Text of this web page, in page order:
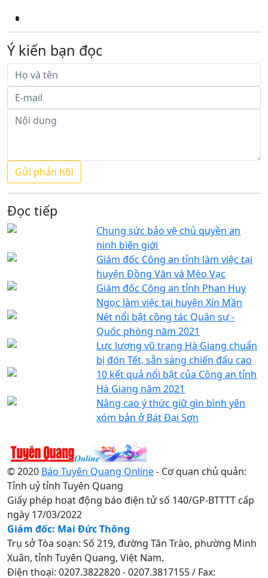
Ý kiến bạn đọc
Đọc tiếp
Chung sức bảo vệ chủ quyền an
ninh biên giới
Giám đốc Công an tỉnh làm việc tại
huyện Đồng Văn và Mèo Vạc
Giám đốc Công an tỉnh Phan Huy
Ngọc làm việc tại huyện Xín Mần
Nét nổi bật công tác Quân sự -
Quốc phòng năm 2021
Lực lượng vũ trang Hà Giang chuẩn
bị đón Tết, sẵn sàng chiến đấu cao
10 kết quả nổi bật của Công an tỉnh
Hà Giang năm 2021
Nâng cao ý thức giữ gìn bình yên
xóm bản ở Bát Đại Sơn
© 2020 Báo Tuyên Quang Online- Cơ quan chủ quản:
Tỉnh uỷ tỉnh Tuyên Quang
Giấy phép hoạt động báo điện tử số 140/GP-BTTTT cấp
ngày 17/03/2022
Giám đốc: Mai Đức Thông
Trụ sở Tòa soạn: Số 219, đường Tân Trào, phường Minh
Xuân, tỉnh Tuyên Quang, Việt Nam.
Điện thoại: 0207.3822820 - 0207.3817155 / Fax: